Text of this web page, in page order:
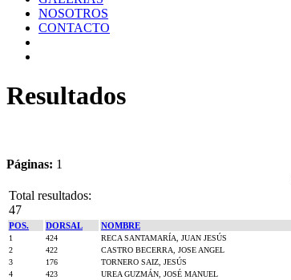
NOSOTROS
CONTACTO
Resultados
Páginas: 1
Total resultados:
47
POS. DORSAL NOMBRE
1 424 RECA SANTAMARÍA, JUAN JESÚS
2
422 CASTRO BECERRA, JOSE ANGEL
3
176 TORNERO SAIZ, JESÚS
4
423 UREA GUZMÁN, JOSÉ MANUEL